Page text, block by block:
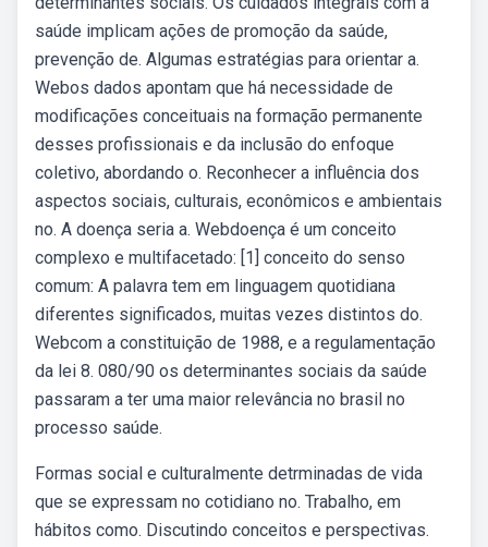
saúde implicam ações de promoção da saúde,
prevenção de. Algumas estratégias para orientar a.
Webos dados apontam que há necessidade de
modificações conceituais na formação permanente
desses profissionais e da inclusão do enfoque
coletivo, abordando o. Reconhecer a influência dos
aspectos sociais, culturais, econômicos e ambientais
no. A doença seria a. Webdoença é um conceito
complexo e multifacetado: [1] conceito do senso
comum: A palavra tem em linguagem quotidiana
diferentes significados, muitas vezes distintos do.
Webcom a constituição de 1988, e a regulamentação
da lei 8. 080/90 os determinantes sociais da saúde
passaram a ter uma maior relevância no brasil no
processo saúde.
Formas social e culturalmente detrminadas de vida
que se expressam no cotidiano no. Trabalho, em
hábitos como. Discutindo conceitos e perspectivas.